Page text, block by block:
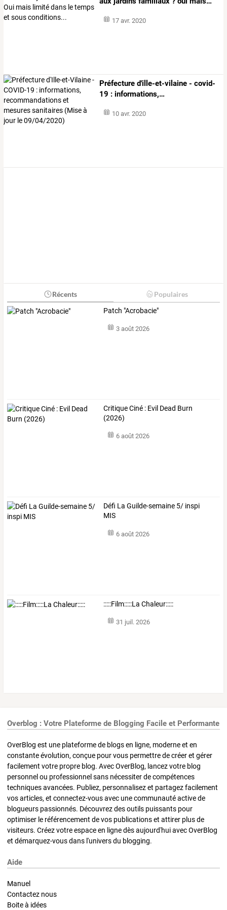
17 avr. 2020
Préfecture d'ille-et-vilaine - covid-
19 : informations,…
10 avr. 2020
Récents Populaires
Patch "Acrobacie"
3 août 2026
Critique Ciné : Evil Dead Burn
(2026)
6 août 2026
Défi La Guilde-semaine 5/ inspi
MIS
6 août 2026
:::::Film:::::La Chaleur:::::
31 juil. 2026
Overblog : Votre Plateforme de Blogging Facile et Performante
OverBlog est une plateforme de blogs en ligne, moderne et en
constante évolution, conçue pour vous permettre de créer et gérer
facilement votre propre blog. Avec OverBlog, lancez votre blog
personnel ou professionnel sans nécessiter de compétences
techniques avancées. Publiez, personnalisez et partagez facilement
vos articles, et connectez-vous avec une communauté active de
blogueurs passionnés. Découvrez des outils puissants pour
optimiser le référencement de vos publications et attirer plus de
visiteurs. Créez votre espace en ligne dès aujourd'hui avec OverBlog
et démarquez-vous dans l'univers du blogging.
Aide
Manuel
Contactez nous
Boite à idées